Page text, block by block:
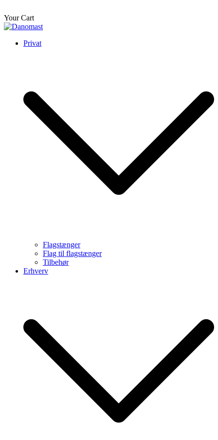
Your Cart
Skip
content
Danomast
Privat
Flagstænger
Flag til flagstænger
Tilbehør
Erhverv